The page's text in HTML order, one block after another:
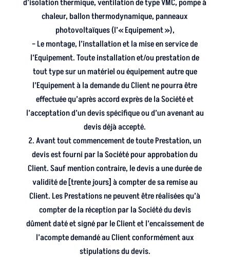
d’isolation thermique, ventilation de type VMC, pompe à
chaleur, ballon thermodynamique, panneaux
photovoltaïques (l’« Equipement »),
– Le montage, l’installation et la mise en service de
l’Equipement. Toute installation et/ou prestation de
tout type sur un matériel ou équipement autre que
l’Equipement à la demande du Client ne pourra être
effectuée qu’après accord exprès de la Société et
l’acceptation d’un devis spécifique ou d’un avenant au
devis déjà accepté.
2. Avant tout commencement de toute Prestation, un
devis est fourni par la Société pour approbation du
Client. Sauf mention contraire, le devis a une durée de
validité de [trente jours] à compter de sa remise au
Client. Les Prestations ne peuvent être réalisées qu’à
compter de la réception par la Société du devis
dûment daté et signé par le Client et l’encaissement de
l’acompte demandé au Client conformément aux
stipulations du devis.